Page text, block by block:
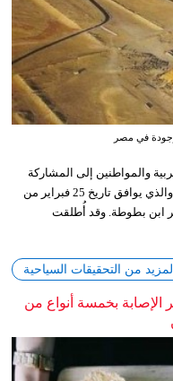
في مصر
والمواطنين إلى المشاركة
في الاحتفال بيوم السياحة العربي لعام 2026، والذي يوافق تاريخ 25 فبراير من
ابن بطوطة. وقد أُطلقت
المزيد من التحقيقات السياحية
الإصابة بخمسة أنواع من